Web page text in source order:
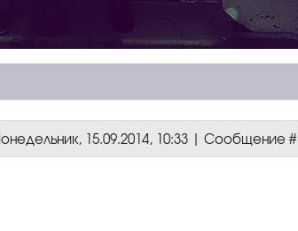
15.09.2014, 10:33 | Сообщение #